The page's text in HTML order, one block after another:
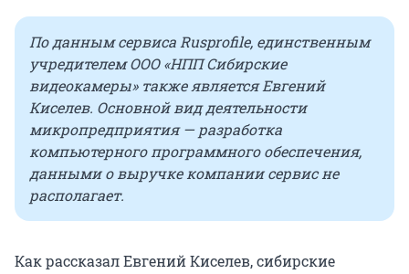
По данным сервиса Rusprofile, единственным
учредителем ООО «НПП Сибирские
видеокамеры» также является Евгений
Киселев. Основной вид деятельности
микропредприятия — разработка
компьютерного программного обеспечения,
данными о выручке компании сервис не
располагает.
Как рассказал Евгений Киселев, сибирские